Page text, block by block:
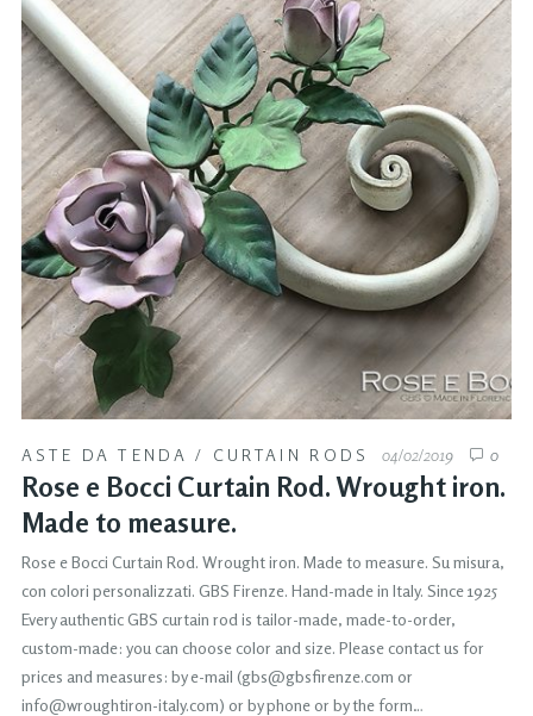
ASTE DA TENDA / CURTAIN RODS 04/02/2019 0
Rose e Bocci Curtain Rod. Wrought iron.
Made to measure.
Rose e Bocci Curtain Rod. Wrought iron. Made to measure. Su misura,
con colori personalizzati. GBS Firenze. Hand-made in Italy. Since 1925
Every authentic GBS curtain rod is tailor-made, made-to-order,
custom-made: you can choose color and size. Please contact us for
prices and measures: by e-mail (gbs@gbsfirenze.com or
info@wroughtiron-italy.com) or by phone or by the form…